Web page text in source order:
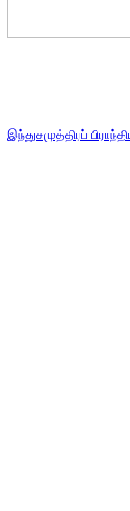
இந்துசமுத்திரப்